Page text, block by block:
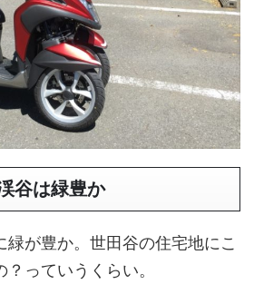
谷は緑豊か
が豊か。世田谷の住宅地にこ
っていうくらい。